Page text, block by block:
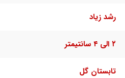
رشد زیاد
۲ الی ۴ سانتیمتر
تابستان گل